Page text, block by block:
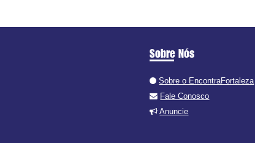
Sobre Nós
Sobre o EncontraFortaleza
Fale Conosco
Anuncie